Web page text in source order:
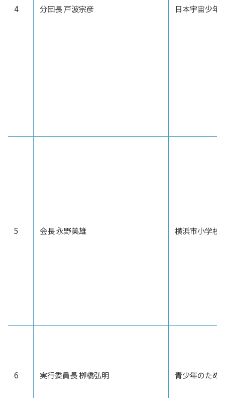
4 分団長 戸波宗彦 日本宇宙少年
5 会長 永野美雄 横浜市小学校
6 実行委員長 栁橋弘明 青少年のため